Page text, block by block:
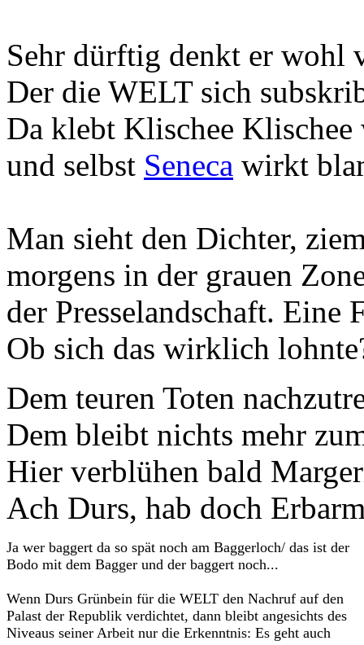
Sehr dürftig denkt er wohl
Der die WELT sich
Da klebt Klischee Klischee
und selbst Seneca wirkt
Man sieht den Dichter,
morgens in der grauen
der Presselandschaft. Eine
Ob sich das wirklich
Dem teuren Toten
Dem bleibt nichts mehr
Hier verblühen bald
Ach Durs, hab doch
Ja wer baggert da so spät noch am Baggerloch/ das ist der
Bodo mit dem Bagger und der baggert noch...
Wenn Durs Grünbein für die WELT den Nachruf auf den
Palast der Republik verdichtet, dann bleibt angesichts des
Niveaus seiner Arbeit nur die Erkenntnis: Es geht auch